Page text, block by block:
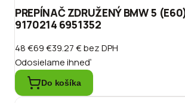
PREPÍNAČ ZDRUŽENÝ BMW 5
9170214 6951352
48 €69 €39.27 €bez DPH
Odosielame ihneď
Do košíka